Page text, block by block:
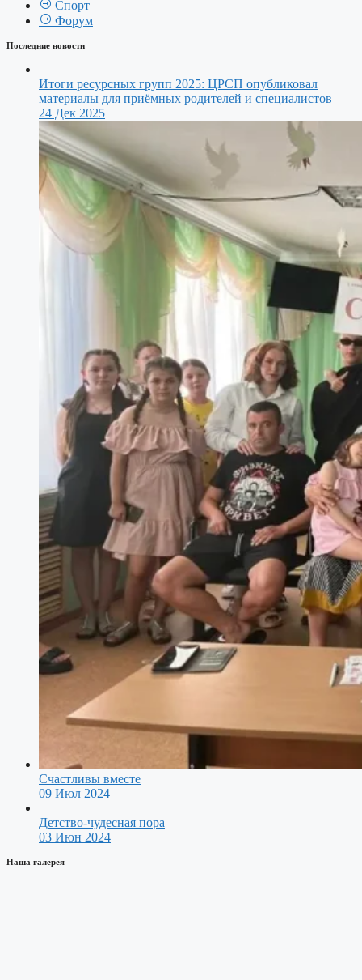
Спорт
Форум
Последние новости
Итоги ресурсных групп 2025: ЦРСП опубликовал
материалы для приёмных родителей и специалистов
24 Дек 2025
Счастливы вместе
09 Июл 2024
Детство-чудесная пора
03 Июн 2024
Наша галерея